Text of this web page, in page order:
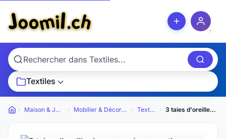
Textiles
Petites annonces
Maison & Jardin Mobilier & Décoration Textiles 3 taies d'oreiller jaunes rayées assorties 55x55 cm